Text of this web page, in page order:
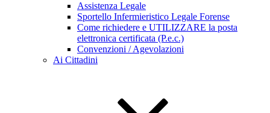
Assistenza Legale
Sportello Infermieristico Legale Forense
Come richiedere e UTILIZZARE la posta
elettronica certificata (P.e.c.)
Convenzioni / Agevolazioni
Ai Cittadini